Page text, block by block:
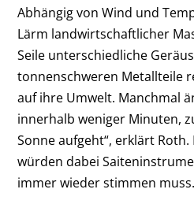
Abhängig von Wind und
Lärm landwirtschaftlicher
Seile unterschiedliche
tonnenschweren Metallteile
auf ihre Umwelt. Manchmal
innerhalb weniger Minuten,
Sonne aufgeht“, erklärt Roth.
würden dabei
immer wieder stimmen muss.